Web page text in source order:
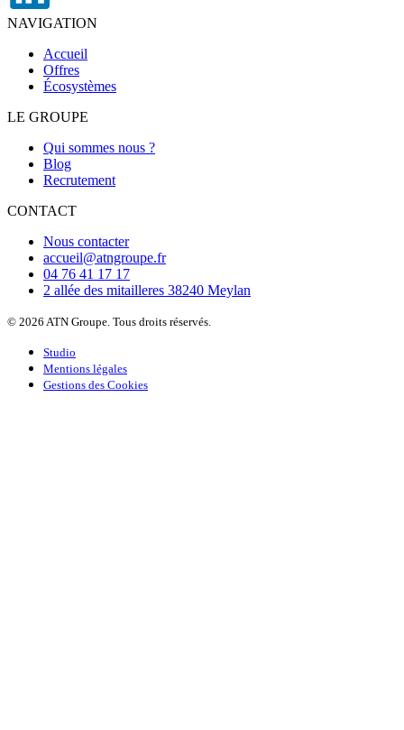
NAVIGATION
Accueil
Offres
Écosystèmes
LE GROUPE
Qui sommes nous ?
Blog
Recrutement
CONTACT
Nous contacter
accueil@atngroupe.fr
04 76 41 17 17
2 allée des mitailleres 38240 Meylan
© 2026 ATN Groupe. Tous droits réservés.
Studio
Mentions légales
Gestions des Cookies